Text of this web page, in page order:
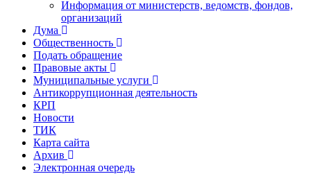
Информация от министерств, ведомств, фондов,
организаций
Дума
Общественность
Подать обращение
Правовые акты
Муниципальные услуги
Антикоррупционная деятельность
КРП
Новости
ТИК
Карта сайта
Архив
Электронная очередь